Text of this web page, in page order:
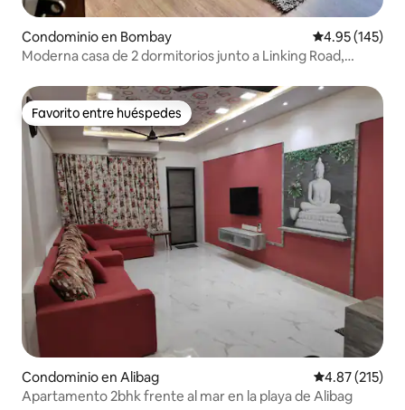
Condominio en Bombay Calificación
4.95 (145)
Moderna casa de 2 dormitorios junto a Linking Road,
Favorito entre huéspedes
Favorito entre huéspedes
Condominio en Alibag Calificación
4.87 (215)
Apartamento 2bhk frente al mar en la playa de Alibag